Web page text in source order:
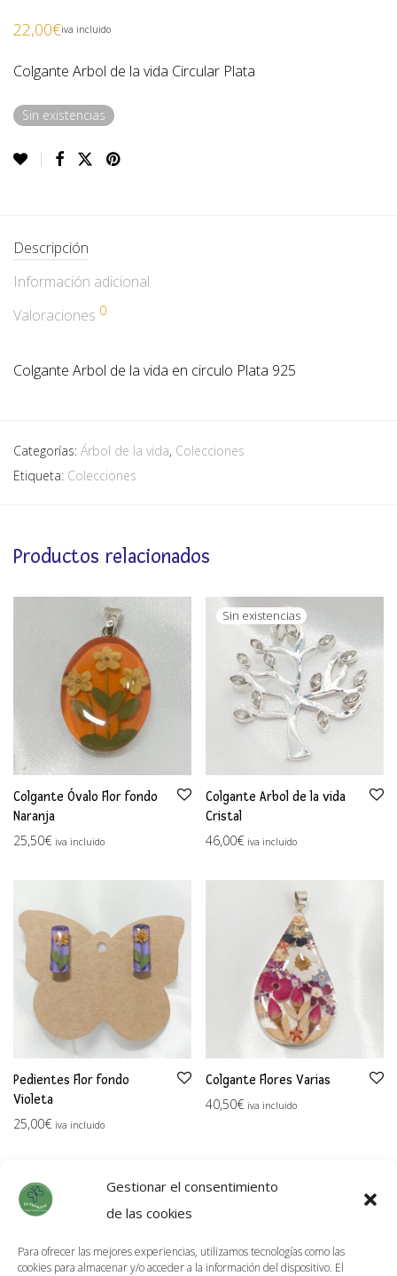
Gestionar el consentimiento
de las cookies
Para ofrecer las mejores experiencias, utilizamos tecnologías como las
cookies para almacenar y/o acceder a la información del dispositivo. El
22,00€iva incluido
Colgante Arbol de la vida Circular Plata
Sin existencias
Descripción
Información adicional
Valoraciones 0
Colgante Arbol de la vida en circulo Plata 925
Categorías: Árbol de la vida, Colecciones
Etiqueta: Colecciones
Productos relacionados
Colgante Óvalo Flor fondo
Naranja
25,50€ iva incluido
Colgante Arbol de la vida
Cristal
46,00€ iva incluido
Pedientes Flor fondo
Violeta
25,00€ iva incluido
Colgante Flores Varias
40,50€ iva incluido